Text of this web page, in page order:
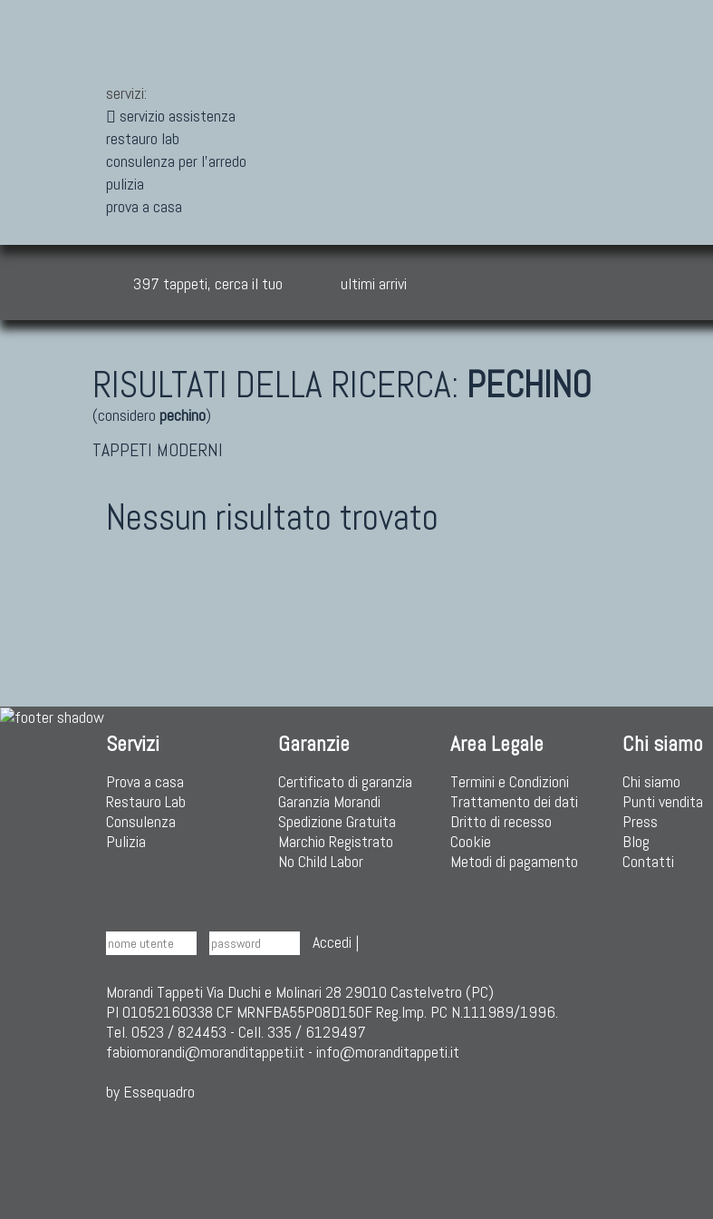
servizi:
servizio assistenza
restauro lab
consulenza per l'arredo
pulizia
prova a casa
397 tappeti, cerca il tuo ultimi arrivi
RISULTATI DELLA RICERCA: PECHINO
(considero pechino)
TAPPETI MODERNI
Nessun risultato trovato
Servizi
Prova a casa
Restauro Lab
Consulenza
Pulizia
Garanzie
Certificato di garanzia
Garanzia Morandi
Spedizione Gratuita
Marchio Registrato
No Child Labor
Area Legale
Termini e Condizioni
Trattamento dei dati
Dritto di recesso
Cookie
Metodi di pagamento
Chi siamo
Chi siamo
Punti vendita
Press
Blog
Contatti
Accedi |
Morandi Tappeti Via Duchi e Molinari 28 29010 Castelvetro (PC)
PI 01052160338 CF MRNFBA55P08D150F Reg.Imp. PC N.111989/1996.
Tel. 0523 / 824453 - Cell. 335 / 6129497
fabiomorandi@moranditappeti.it - info@moranditappeti.it
by Essequadro